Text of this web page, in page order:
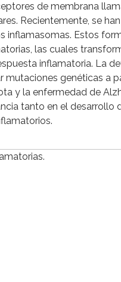
de membrana
Recientemente, se
Estos
las cuales
inflamatoria. La
mutaciones genéticas a
y la enfermedad de
tanto en el desarrollo